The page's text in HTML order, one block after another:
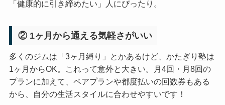
「健康的に引き締めたい」人にぴったり。
② 1ヶ月から通える気軽さがいい
多くのジムは「3ヶ月縛り」とかあるけど、かたぎり塾は
1ヶ月からOK。これって意外と大きい。月4回・月8回の
プランに加えて、ペアプランや都度払いの回数券もある
から、自分の生活スタイルに合わせやすいです！